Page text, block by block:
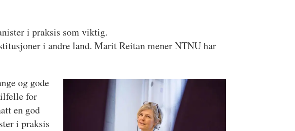
i praksis som viktig.
i andre land. Marit Reitan mener NTNU har
og gode
for
en god
i praksis